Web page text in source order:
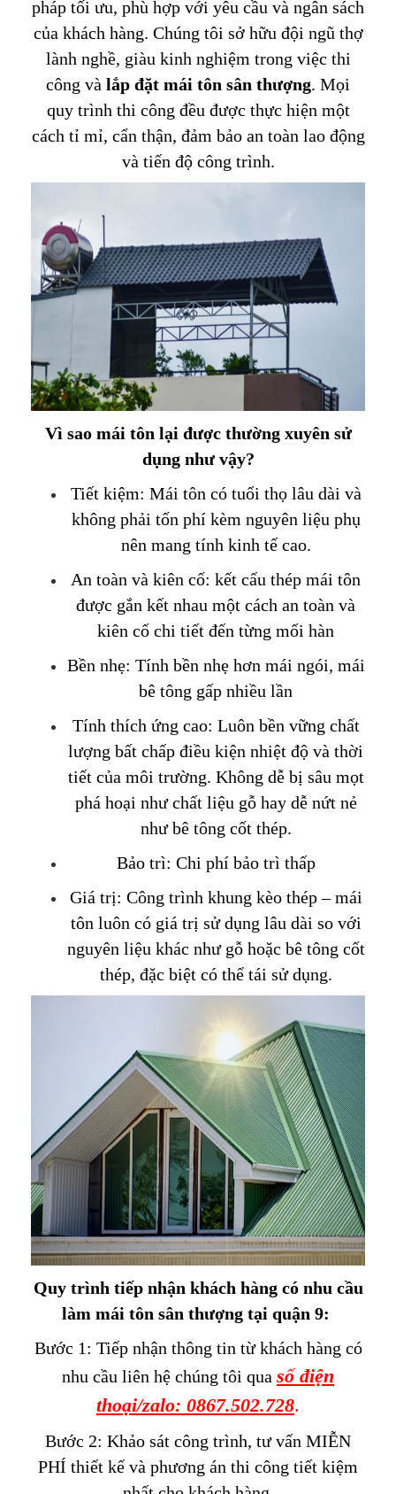
pháp tối ưu, phù hợp với yêu cầu và ngân sách
của khách hàng. Chúng tôi sở hữu đội ngũ thợ
lành nghề, giàu kinh nghiệm trong việc thi
công và lắp đặt mái tôn sân thượng. Mọi
quy trình thi công đều được thực hiện một
cách tỉ mỉ, cẩn thận, đảm bảo an toàn lao động
và tiến độ công trình.
Vì sao mái tôn lại được thường xuyên sử
dụng như vậy?
Tiết kiệm: Mái tôn có tuổi thọ lâu dài và
không phải tốn phí kèm nguyên liệu phụ
nên mang tính kinh tế cao.
An toàn và kiên cố: kết cấu thép mái tôn
được gắn kết nhau một cách an toàn và
kiên cố chi tiết đến từng mối hàn
Bền nhẹ: Tính bền nhẹ hơn mái ngói, mái
bê tông gấp nhiều lần
Tính thích ứng cao: Luôn bền vững chất
lượng bất chấp điều kiện nhiệt độ và thời
tiết của môi trường. Không dễ bị sâu mọt
phá hoại như chất liệu gỗ hay dễ nứt nẻ
như bê tông cốt thép.
Bảo trì: Chi phí bảo trì thấp
Giá trị: Công trình khung kèo thép – mái
tôn luôn có giá trị sử dụng lâu dài so với
nguyên liệu khác như gỗ hoặc bê tông cốt
thép, đặc biệt có thể tái sử dụng.
Quy trình tiếp nhận khách hàng có nhu cầu
làm mái tôn sân thượng tại quận 9:
Bước 1: Tiếp nhận thông tin từ khách hàng có
nhu cầu liên hệ chúng tôi qua số điện
thoại/zalo: 0867.502.728.
Bước 2: Khảo sát công trình, tư vấn MIỄN
PHÍ thiết kế và phương án thi công tiết kiệm